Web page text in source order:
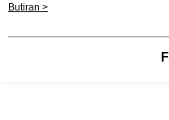
menggunakan kuki di komputer
mengetahui secara terperinci
mahu menggunakan kuki di
Butiran >